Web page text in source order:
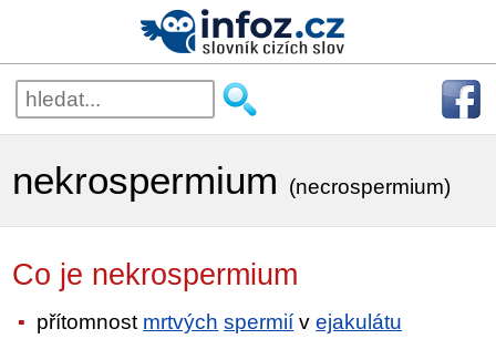
nekrospermium (necrospermium)
Co je nekrospermium
přítomnost mrtvých spermií vejakulátu